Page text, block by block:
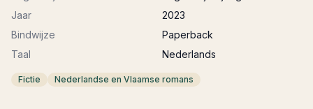
Jaar
2023
Bindwijze
Paperback
Taal
Nederlands
Fictie Nederlandse en Vlaamse romans